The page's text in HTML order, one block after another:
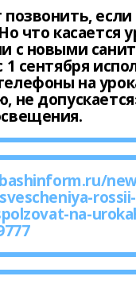
если
что касается
с новыми
сентября
на
не
na-